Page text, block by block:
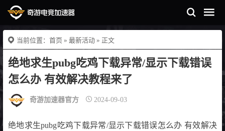
当前位置： 首页 » 最新活动 » 正文
绝地求生pubg吃鸡下载异常/显示下载错误
怎么办 有效解决教程来了
奇游加速器官方 2024-09-03
绝地求生pubg吃鸡下载异常/显示下载错误怎么办 有效解决